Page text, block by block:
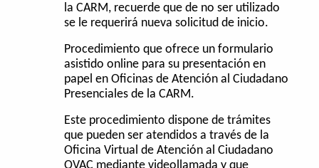
la CARM, recuerde que de no ser utilizado
se le requerirá nueva solicitud de inicio.
Procedimiento que ofrece un formulario
asistido online para su presentación en
papel en Oficinas de Atención al Ciudadano
Presenciales de la CARM.
Este procedimiento dispone de trámites
que pueden ser atendidos a través de la
Oficina Virtual de Atención al Ciudadano
OVAC mediante videollamada y que